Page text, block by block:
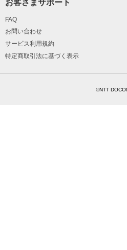
お客さまサポート
FAQ
お問い合わせ
サービス利用規約
特定商取引法に基づく表示
©NTT